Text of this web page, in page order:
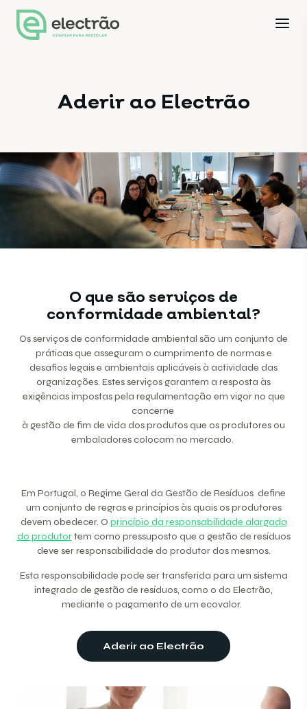
Aderir ao Electrão
O que são serviços de
conformidade ambiental?
Os serviços de conformidade ambiental são um conjunto de
práticas que asseguram o cumprimento de normas e
desafios legais e ambientais aplicáveis à actividade das
organizações. Estes serviços garantem a resposta às
exigências impostas pela regulamentação em vigor no que
concerne
à gestão de fim de vida dos produtos que os produtores ou
embaladores colocam no mercado.
Em Portugal, o Regime Geral da Gestão de Resíduos define
um conjunto de regras e princípios às quais os produtores
devem obedecer. O princípio da responsabilidade alargada
do produtortem como pressuposto que a gestão de resíduos
deve ser responsabilidade do produtor dos mesmos.
Esta responsabilidade pode ser transferida para um sistema
integrado de gestão de resíduos, como o do Electrão,
mediante o pagamento de um ecovalor.
Aderir ao Electrão